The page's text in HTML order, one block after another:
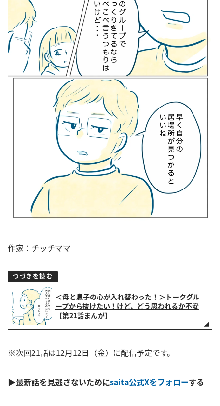
作家：チッチママ
つづきを読む
＜母と息子の心が入れ替わった！＞トークグル
ープから抜けたい！けど、どう思われるか不安
【第21話まんが】
※次回21話は12月12日（金）に配信予定です。
▶最新話を見逃さないためにsaita公式Xをフォローする